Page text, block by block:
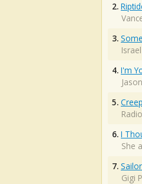
2.
3.
4. I'm
5. Creep
6. I
She
7.
Gigi